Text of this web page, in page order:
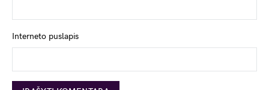
Interneto puslapis